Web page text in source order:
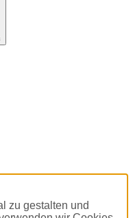
zu gestalten und